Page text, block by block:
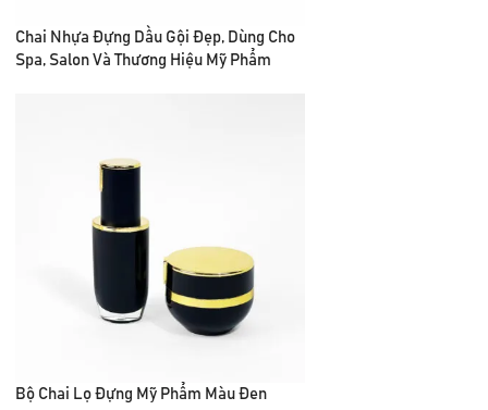
Chai Nhựa Đựng Dầu Gội Đẹp, Dùng Cho
Spa, Salon Và Thương Hiệu Mỹ Phẩm
Bộ Chai Lọ Đựng Mỹ Phẩm Màu Đen